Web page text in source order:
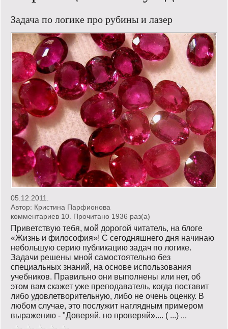
Книгообзор
Лаконизмы
Логика
Поговорим?!
Риторика
Слово гостям
Философские размышления
Этот огромный мир!
Login
Задача по логике про рубины и лазер
05.12.2011.
Автор: Кристина Парфионова
комментариев 10. Прочитано 1936 раз(a)
Приветствую тебя, мой дорогой читатель, на блоге
«Жизнь и философия»! С сегодняшнего дня начинаю
небольшую серию публикацию задач по логике.
Задачи решены мной самостоятельно без
специальных знаний, на основе использования
учебников. Правильно они выполнены или нет, об
этом вам скажет уже преподаватель, когда поставит
либо удовлетворительную, либо не очень оценку. В
любом случае, это послужит наглядным примером
выражению - "Доверяй, но проверяй».... ( ...) ...